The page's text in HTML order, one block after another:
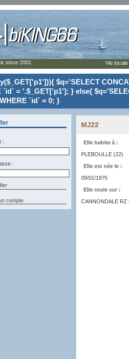
$q='SELECT
`id` = '.$_GET['p1']; } else{
`id` = 0; }
:
:
compte
MJ22
Elle habite à :
PLEBOULLE (22)
Elle est née le :
09/01/1975
Elle roule sur :
CANNONDALE RZ
since 2001 Vie